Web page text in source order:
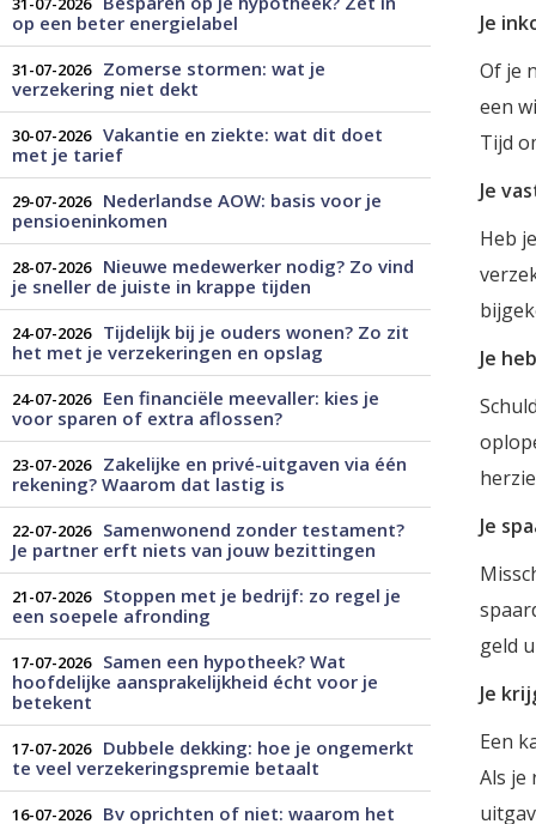
op een beter energielabel
31-07-2026
Zomerse stormen: wat je
verzekering niet dekt
30-07-2026 Vakantie en ziekte: wat dit doet
met je tarief
29-07-2026
Nederlandse AOW: basis voor je
pensioeninkomen
28-07-2026
Nieuwe medewerker nodig? Zo vind
je sneller de juiste in krappe tijden
24-07-2026
Tijdelijk bij je ouders wonen? Zo zit
het met je verzekeringen en opslag
24-07-2026
Een financiële meevaller: kies je
voor sparen of extra aflossen?
23-07-2026
Zakelijke en privé-uitgaven via één
rekening? Waarom dat lastig is
22-07-2026
Samenwonend zonder testament?
Je partner erft niets van jouw bezittingen
21-07-2026
Stoppen met je bedrijf: zo regel je
een soepele afronding
17-07-2026
Samen een hypotheek? Wat
hoofdelijke aansprakelijkheid écht voor je
betekent
17-07-2026
Dubbele dekking: hoe je ongemerkt
te veel verzekeringspremie betaalt
16-07-2026
Bv oprichten of niet: waarom het
Je
Of je
een
Tijd
Je
Heb
Je
Je
geld
Je
Een
Als je